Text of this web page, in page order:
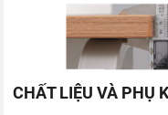
CHẤT LIỆU VÀ PHỤ